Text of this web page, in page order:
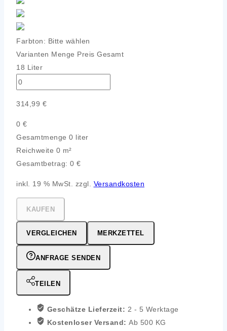
Farbton: Bitte wählen
Varianten Menge Preis Gesamt
18 Liter
314,99 €
0 €
Gesamtmenge 0 liter
Reichweite 0 m²
Gesamtbetrag: 0 €
inkl. 19 % MwSt. zzgl. Versandkosten
KAUFEN
VERGLEICHEN MERKZETTEL
ANFRAGE SENDEN
TEILEN
Geschätze Lieferzeit: 2 - 5 Werktage
Kostenloser Versand: Ab 500 KG